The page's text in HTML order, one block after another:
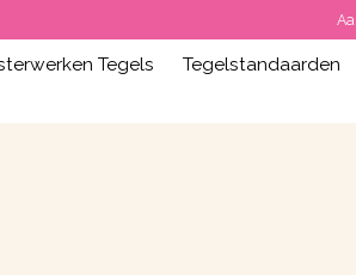
Tegels Tegelstandaarden